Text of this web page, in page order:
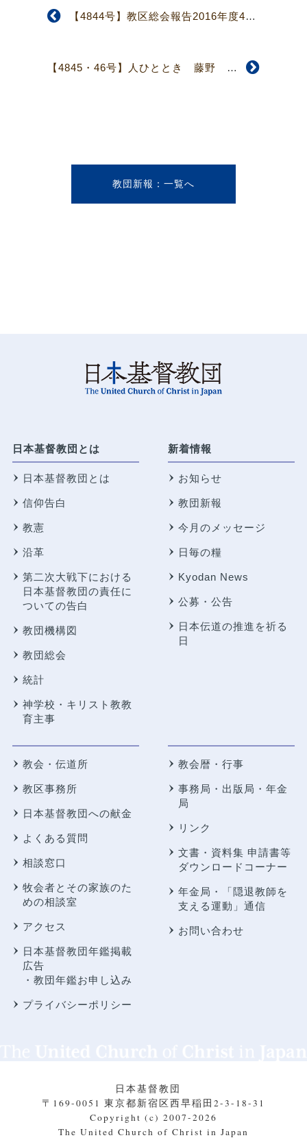
【4844号】教区総会報告2016年度4 教区総会終わる、教団総会へ
【4845・46号】人ひととき 藤野 俊夫さん 若き魂にメッセージを語り続けて
教団新報
日本基督教団とは
日本基督教団とは
信仰告白
教憲
沿革
第二次大戦下における
日本基督教団の責任に
ついての告白
教団機構図
教団総会
統計
神学校・キリスト教教
育主事
新着情報
お知らせ
教団新報
今月のメッセージ
日毎の糧
Kyodan News
公募・公告
日本伝道の推進を祈る
日
教会・伝道所
教区事務所
日本基督教団への献金
よくある質問
相談窓口
牧会者とその家族のた
めの相談室
アクセス
日本基督教団年鑑掲載
広告
・教団年鑑お申し込み
プライバシーポリシー
教会暦・行事
事務局・出版局・年金
局
リンク
文書・資料集 申請書等
ダウンロードコーナー
年金局・
「隠退教師を
支える運動」通信
お問い合わせ
日本基督教団
〒169-0051 東京都新宿区西早稲田2-3-18-31
Copyright (c) 2007-2026
The United Church of Christ in Japan